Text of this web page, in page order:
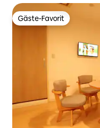
Gäste-Favorit
Gäste-Favorit